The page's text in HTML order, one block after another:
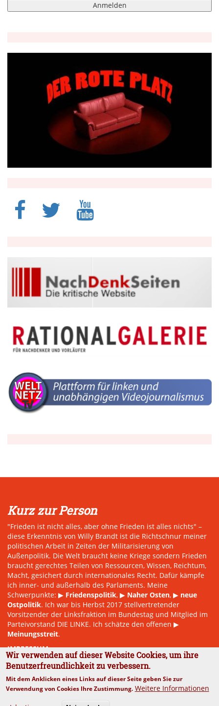
Kurz zur Person
"Frieden ist nicht alles, aber ohne Frieden ist alles nichts" –
diese Erkenntnis von Willy Brandt ist die Richtschnur meiner
politischen Arbeit in Zeiten der Militarisierung von
Außenpolitik. Die Welt braucht keine Kriege sondern Frieden
braucht gerechtes Teilen von Ressourcen, Wissen, Reichtum,
Macht, gesichert durch internationales Recht. Dafür kämpfe
ich inner- und außerhalb des Parlaments. Meine
Schwerpunkte: ▶ Friedenspolitik, ▶ Naher Osten, ▶ neue
Ostpolitik. Ich war bis Herbst 2017 stellvertretender
Vorsitzender der Linksfraktion im Bundestag und Mitglied im
Parteivorstand DIE LINKE. Ich schätze den offenen ▶
Meinungsstreit.
IMPRESSUM
Wir verwenden auf dieser Website Cookies, um ihre
Benutzerfreundlichkeit zu verbessern.
Mit dem Anklicken eines Links auf dieser Seite geben Sie zur
Verwendung von Cookies Ihre Zustimmung. Weitere Informationen